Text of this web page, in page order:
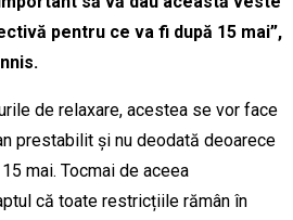
pentru ce va fi după 15 mai”,
de relaxare, acestea se vor face
prestabilit și nu deodată deoarece
mai. Tocmai de aceea
că toate restricțiile rămân în